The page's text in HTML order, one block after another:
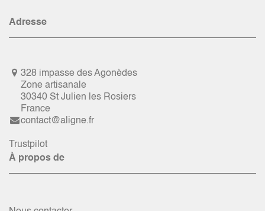
Adresse
328 impasse des Agonèdes
Zone artisanale
30340 St Julien les Rosiers
France
contact@aligne.fr
Trustpilot
À propos de